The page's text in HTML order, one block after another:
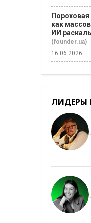
Пороховая
как
ИИ
(founder.ua)
16.06.2026
ЛИДЕРЫ